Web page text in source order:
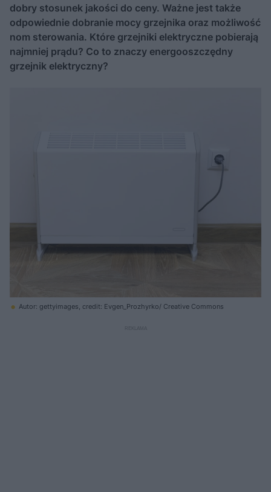
dobry stosunek jakości do ceny. Ważne jest także
odpowiednie dobranie mocy grzejnika oraz możliwość
nom sterowania. Które grzejniki elektryczne pobierają
najmniej prądu? Co to znaczy energooszczędny
grzejnik elektryczny?
Autor: gettyimages, credit: Evgen_Prozhyrko/ Creative Commons